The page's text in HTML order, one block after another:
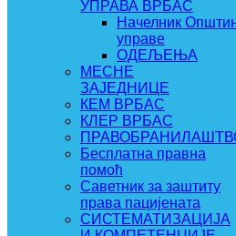
УПРАВА ВРБАС
Начелник
управе
ОДЕЉЕЊА
МЕСНЕ
ЗАЈЕДНИЦЕ
КЕМ ВРБАС
КЛЕР ВРБАС
Бесплатна правна
помоћ
Саветник за заштиту
права пацијената
СИСТЕМАТИЗАЦИЈА